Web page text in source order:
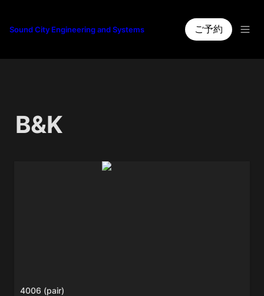
Sound City Engineering and Systems ご予約
B&K
4006 (pair)
4006 (pair)